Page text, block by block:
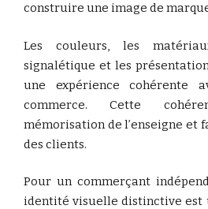
construire une image de
Les couleurs, les
signalétique et les
une expérience cohérente
commerce. Cette
mémorisation de l’enseigne et
des clients.
Pour un commerçant
identité visuelle distinctive est